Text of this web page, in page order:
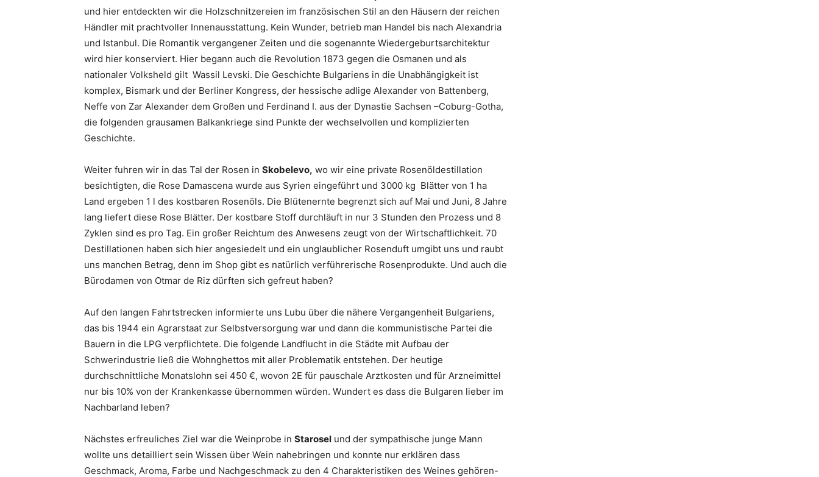
und hier entdeckten wir die Holzschnitzereien im französischen Stil an den Häusern der reichen
Händler mit prachtvoller Innenausstattung. Kein Wunder, betrieb man Handel bis nach Alexandria
und Istanbul. Die Romantik vergangener Zeiten und die sogenannte Wiedergeburtsarchitektur
wird hier konserviert. Hier begann auch die Revolution 1873 gegen die Osmanen und als
nationaler Volksheld gilt Wassil Levski. Die Geschichte Bulgariens in die Unabhängigkeit ist
komplex, Bismark und der Berliner Kongress, der hessische adlige Alexander von Battenberg,
Neffe von Zar Alexander dem Großen und Ferdinand I. aus der Dynastie Sachsen –Coburg-Gotha,
die folgenden grausamen Balkankriege sind Punkte der wechselvollen und komplizierten
Geschichte.
Weiter fuhren wir in das Tal der Rosen in Skobelevo, wo wir eine private Rosenöldestillation
besichtigten, die Rose Damascena wurde aus Syrien eingeführt und 3000 kg Blätter von 1 ha
Land ergeben 1 l des kostbaren Rosenöls. Die Blütenernte begrenzt sich auf Mai und Juni, 8 Jahre
lang liefert diese Rose Blätter. Der kostbare Stoff durchläuft in nur 3 Stunden den Prozess und 8
Zyklen sind es pro Tag. Ein großer Reichtum des Anwesens zeugt von der Wirtschaftlichkeit. 70
Destillationen haben sich hier angesiedelt und ein unglaublicher Rosenduft umgibt uns und raubt
uns manchen Betrag, denn im Shop gibt es natürlich verführerische Rosenprodukte. Und auch die
Bürodamen von Otmar de Riz dürften sich gefreut haben?
Auf den langen Fahrtstrecken informierte uns Lubu über die nähere Vergangenheit Bulgariens,
das bis 1944 ein Agrarstaat zur Selbstversorgung war und dann die kommunistische Partei die
Bauern in die LPG verpflichtete. Die folgende Landflucht in die Städte mit Aufbau der
Schwerindustrie ließ die Wohnghettos mit aller Problematik entstehen. Der heutige
durchschnittliche Monatslohn sei 450 €, wovon 2E für pauschale Arztkosten und für Arzneimittel
nur bis 10% von der Krankenkasse übernommen würden. Wundert es dass die Bulgaren lieber im
Nachbarland leben?
Nächstes erfreuliches Ziel war die Weinprobe in Starosel und der sympathische junge Mann
wollte uns detailliert sein Wissen über Wein nahebringen und konnte nur erklären dass
Geschmack, Aroma, Farbe und Nachgeschmack zu den 4 Charakteristiken des Weines gehören-